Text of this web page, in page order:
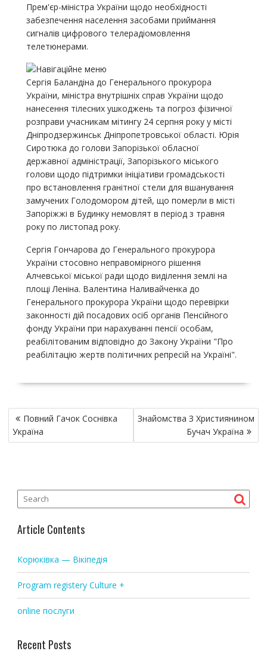
Прем'єр-міністра України щодо необхідності
забезпечення населення засобами приймання
сигналів цифрового телерадіомовлення
телетюнерами.
Сергія Баландіна до Генерального прокурора
України, міністра внутрішніх справ України щодо
нанесення тілесних ушкоджень та погроз фізичної
розправи учасникам мітингу 24 серпня року у місті
Дніпродзержинськ Дніпропетровської області. Юрія
Сиротюка до голови Запорізької обласної
державної адміністрації, Запорізького міського
голови щодо підтримки ініціативи громадськості
про встановлення гранітної стели для вшанування
замучених Голодомором дітей, що померли в місті
Запоріжжі в Будинку немовлят в період з травня
року по листопад року.
Сергія Гончарова до Генерального прокурора
України стосовно неправомірного рішення
Алчевської міської ради щодо виділення землі на
площі Леніна. Валентина Наливайченка до
Генерального прокурора України щодо перевірки
законності дій посадових осіб органів Пенсійного
фонду України при нарахуванні пенсії особам,
реабілітованим відповідно до Закону України "Про
реабілітацію жертв політичних репресій на Україні".
P
o
s
Повний Гачок Соснівка
Україна
Знайомства З Християнином
Бучач Україна
Article Contents
Корюківка — Вікіпедія
Program registery Culture +
online послуги
Recent Posts